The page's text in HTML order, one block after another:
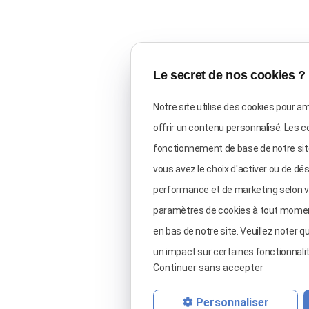
Le secret de nos cookies ?
Notre site utilise des cookies pour
offrir un contenu personnalisé. Les
fonctionnement de base de notre
vous avez le choix d'activer ou de
performance et de marketing selon
paramètres de cookies à tout
en bas de notre site. Veuillez noter
un impact sur certaines
Continuer sans accepter
Personnaliser